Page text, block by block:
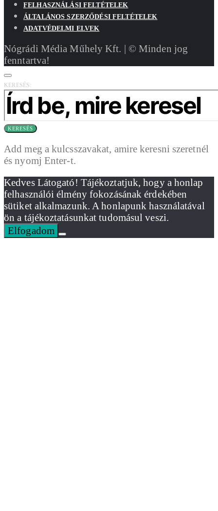
FELHASZNÁLÁSI FELTÉTELEK
ÁLTALÁNOS SZERZŐDÉSI FELTÉTELEK
ADATVÉDELMI ELVEK
Nógrádi Média Műhely Kft. | © Minden jog
fenntartva!
KERESÉS:
KERESÉS
Add meg a kulcsszavakat, amire keresni szeretnél
és nyomj Enter-t.
Kedves Látogató! Tájékoztatjuk, hogy a honlap
felhasználói élmény fokozásának érdekében
sütiket alkalmazunk. A honlapunk használatával
ön a tájékoztatásunkat tudomásul veszi.
Elfogadom